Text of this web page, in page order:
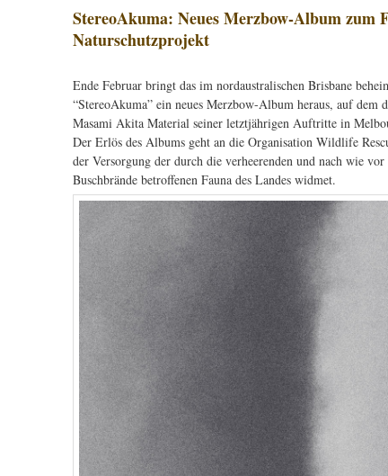
StereoAkuma: Neues Merzbow-Album zum
Naturschutzprojekt
Ende Februar bringt das im nordaustralischen Brisbane
“StereoAkuma” ein neues Merzbow-Album heraus, auf dem
Masami Akita Material seiner letztjährigen Auftritte in
Der Erlös des Albums geht an die Organisation Wildlife
der Versorgung der durch die verheerenden und nach wie
Buschbrände betroffenen Fauna des Landes widmet.